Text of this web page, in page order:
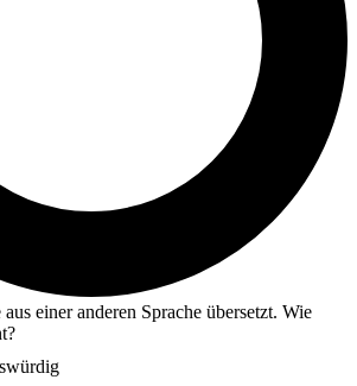
einer anderen Sprache übersetzt. Wie